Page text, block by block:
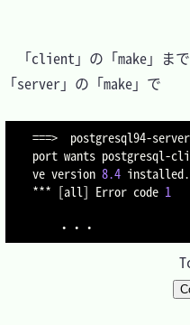
「client」の「make」まで
「server」の「make」で
===>
postgresql94-
port wants postgresql-
ve version 8.4 installed.
*** [all] Error code 1